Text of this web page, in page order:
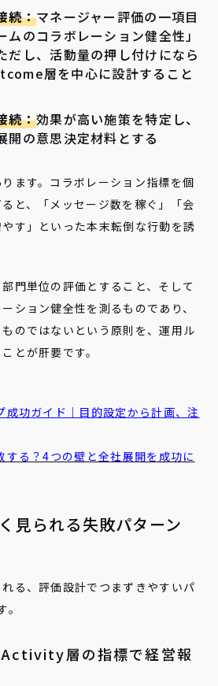
続：マネージャー評価の一項目
ムのコラボレーション健全性」
だし、活動量の押し付けになら
層を中心に設計すること
続：効果が高い施策を特定し、
開の意思決定材料とする
ます。コラボレーション指標を個
と、「メッセージ数を稼ぐ」「会
す」といった本末転倒な行動を誘
門単位の評価とすること、そして
ション健全性を測るものであり、
のではないという原則を、運用ル
とが肝要です。
成功ガイド｜目的設定から計画、注
する？4つの壁と全社展開を成功に
見られる失敗パターン
る、評価設計でつまずきやすいパ
Activity層の指標で経営報